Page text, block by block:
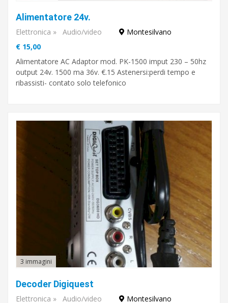
Alimentatore 24v.
Elettronica » Audio/video
Montesilvano
€ 15,00
Alimentatore AC Adaptor mod. PK-1500 imput 230 – 50hz
output 24v. 1500 ma 36v. €.15 Astenersi:perdi tempo e
ribassisti- contato solo telefonico
3 immagini
Decoder Digiquest
Elettronica » Audio/video
Montesilvano